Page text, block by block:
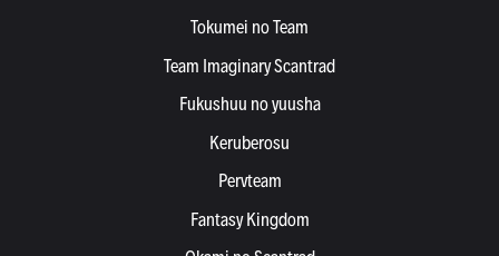
Tokumei no Team
Team Imaginary Scantrad
Fukushuu no yuusha
Keruberosu
Pervteam
Fantasy Kingdom